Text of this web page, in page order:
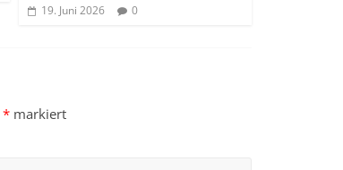
19. Juni 2026 0
* markiert